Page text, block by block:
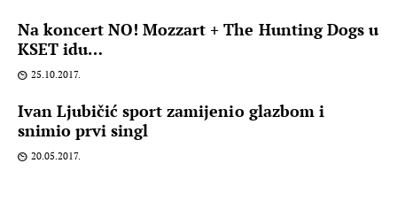
Na koncert NO! Mozzart + The Hunting Dogs u
KSET idu…
25.10.2017.
Ivan Ljubičić sport zamijenio glazbom i
snimio prvi singl
20.05.2017.